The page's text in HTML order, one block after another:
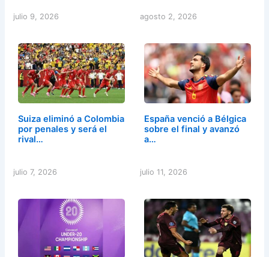
julio 9, 2026 agosto 2, 2026
Suiza eliminó a Colombia
por penales y será el
rival…
julio 7, 2026
España venció a Bélgica
sobre el final y avanzó
a…
julio 11, 2026